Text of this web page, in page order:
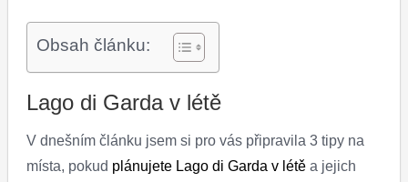
Obsah článku:
Lago di Garda v létě
V dnešním článku jsem si pro vás připravila 3 tipy na
místa, pokud plánujete Lago di Garda v létěa jejich